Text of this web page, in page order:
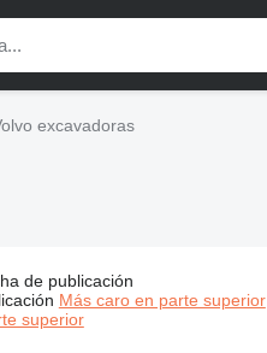
excavadoras
Volvo excavadoras
de publicación
Más caro en parte superior
superior